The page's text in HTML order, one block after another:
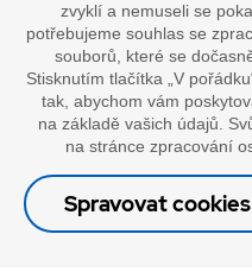
© Oficiální
zvyklí a nemuseli se
potřebujeme souhlas se
souborů, které se
Stisknutím tlačítka „V
tak, abychom vám
na základě vašich údajů.
na stránce zpracování
Spravovat cookies